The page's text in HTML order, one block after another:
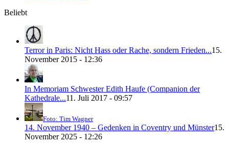
Beliebt
Terror in Paris: Nicht Hass oder Rache, sondern Frieden...15.
November 2015 - 12:36
In Memoriam Schwester Edith Haufe (Companion der
Kathedrale...11. Juli 2017 - 09:57
Foto: Tim Wagner
14. November 1940 – Gedenken in Coventry und Münster15.
November 2025 - 12:26